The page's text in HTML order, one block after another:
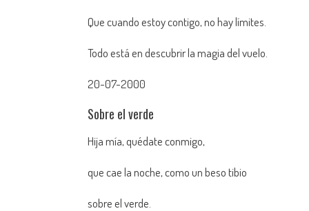
Que cuando estoy contigo, no hay límites.
Todo está en descubrir la magia del vuelo.
20-07-2000
Sobre el verde
Hija mía, quédate conmigo,
que cae la noche, como un beso tibio
sobre el verde.